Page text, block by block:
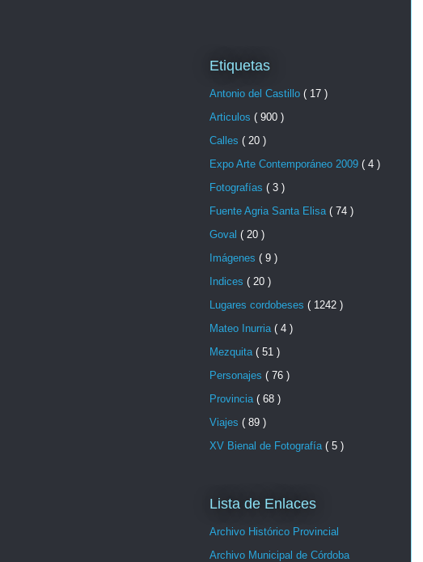
Etiquetas
Antonio del Castillo ( 17 )
Articulos ( 900 )
Calles ( 20 )
Expo Arte Contemporáneo 2009 ( 4 )
Fotografías ( 3 )
Fuente Agria Santa Elisa ( 74 )
Goval ( 20 )
Imágenes ( 9 )
Indices ( 20 )
Lugares cordobeses ( 1242 )
Mateo Inurria ( 4 )
Mezquita ( 51 )
Personajes ( 76 )
Provincia ( 68 )
Viajes ( 89 )
XV Bienal de Fotografía ( 5 )
Lista de Enlaces
Archivo Histórico Provincial
Archivo Municipal de Córdoba